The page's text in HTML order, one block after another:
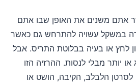
אתם משנים את האופן שבו אתם
במשקל עשויה להתרחש גם כאשר
לחץ או בעיה בבלוטת התריס. אבל
נורמלי לאבד 4 ק"ג או יותר מבלי לנסות. ההרזיה הזו
לסרטן הלבלב, הקיבה, הושט או